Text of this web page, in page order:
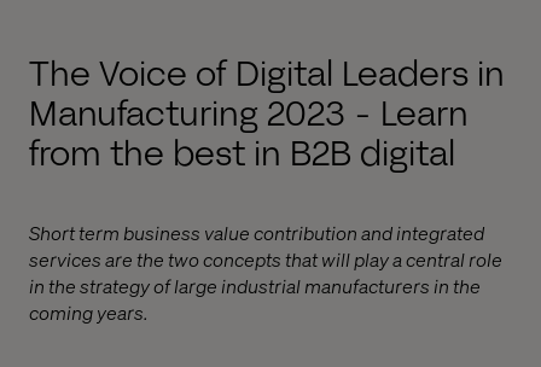
The Voice of Digital Leaders in
Manufacturing 2023 - Learn
from the best in B2B digital
Short term business value contribution and integrated
services are the two concepts that will play a central role
in the strategy of large industrial manufacturers in the
coming years.